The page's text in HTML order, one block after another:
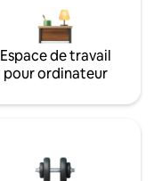
Espace de travail
pour ordinateur